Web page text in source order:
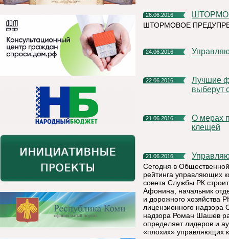
26.06.2016
ШТОРМОВОЕ
24.06.2016
22.06.2016
Лучшие фотографии о сельской жизни в Республике Коми
выберут
21.06.2016
О мерах профилактики заболевания и действиях при укусах
клещей
21.06.2016
Сегодня в
рейтинга управляющих
совета Службы РК
Афонина, начальник
и дорожного хозяйства
лицензионного надзора
надзора Роман Шашев
определяет лидеров и
«плохих» управляющих